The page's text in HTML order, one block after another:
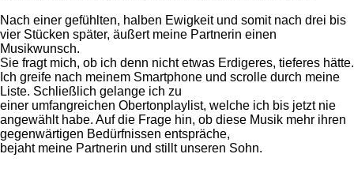
Nach einer gefühlten, halben Ewigkeit und somit nach drei bis
vier Stücken später, äußert meine Partnerin einen
Musikwunsch.
Sie fragt mich, ob ich denn nicht etwas Erdigeres, tieferes hätte.
Ich greife nach meinem Smartphone und scrolle durch meine
Liste. Schließlich gelange ich zu
einer umfangreichen Obertonplaylist, welche ich bis jetzt nie
angewählt habe. Auf die Frage hin, ob diese Musik mehr ihren
gegenwärtigen Bedürfnissen entspräche,
bejaht meine Partnerin und stillt unseren Sohn.